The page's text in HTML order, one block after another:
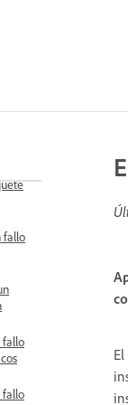
un
fallo
fallo
fallo